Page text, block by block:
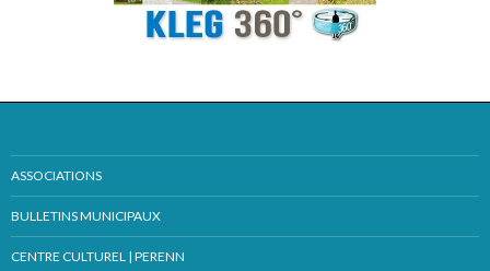
ASSOCIATIONS
BULLETINS MUNICIPAUX
CENTRE CULTUREL | PERENN